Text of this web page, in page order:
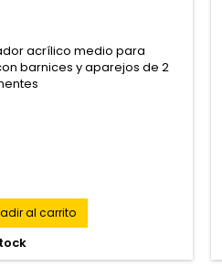
acrílico medio para
barnices y aparejos de 2
al carrito